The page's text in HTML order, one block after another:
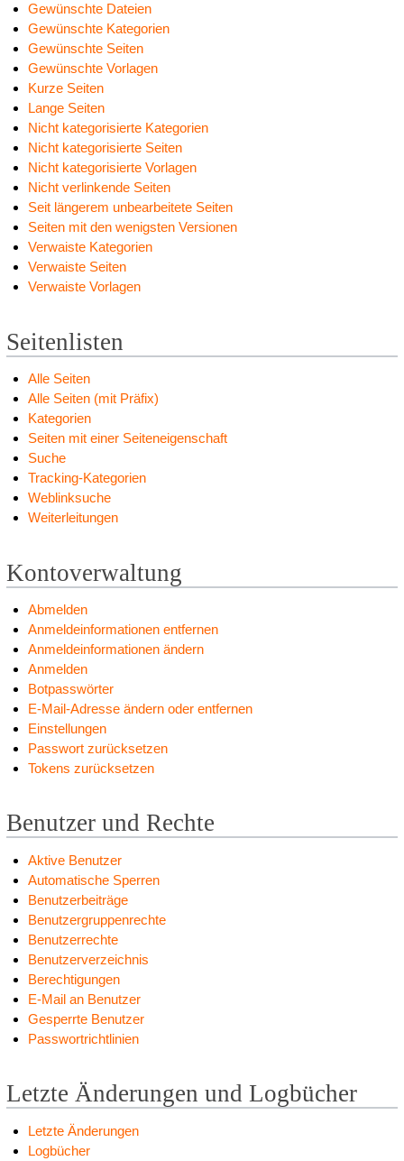
Gewünschte Dateien
Gewünschte Kategorien
Gewünschte Seiten
Gewünschte Vorlagen
Kurze Seiten
Lange Seiten
Nicht kategorisierte Kategorien
Nicht kategorisierte Seiten
Nicht kategorisierte Vorlagen
Nicht verlinkende Seiten
Seit längerem unbearbeitete Seiten
Seiten mit den wenigsten Versionen
Verwaiste Kategorien
Verwaiste Seiten
Verwaiste Vorlagen
Seitenlisten
Alle Seiten
Alle Seiten (mit Präfix)
Kategorien
Seiten mit einer Seiteneigenschaft
Suche
Tracking-Kategorien
Weblinksuche
Weiterleitungen
Kontoverwaltung
Abmelden
Anmeldeinformationen entfernen
Anmeldeinformationen ändern
Anmelden
Botpasswörter
E-Mail-Adresse ändern oder entfernen
Einstellungen
Passwort zurücksetzen
Tokens zurücksetzen
Benutzer und Rechte
Aktive Benutzer
Automatische Sperren
Benutzerbeiträge
Benutzergruppenrechte
Benutzerrechte
Benutzerverzeichnis
Berechtigungen
E-Mail an Benutzer
Gesperrte Benutzer
Passwortrichtlinien
Letzte Änderungen und Logbücher
Letzte Änderungen
Logbücher